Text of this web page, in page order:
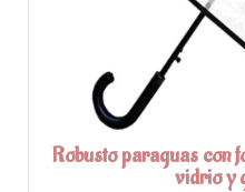
Robusto paraguas con
vidrio y